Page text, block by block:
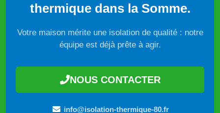
thermique dans la Somme.
Votre maison mérite une isolation de qualité : notre
équipe est déjà prête à agir.
NOUS CONTACTER
info@isolation-thermique-80.fr